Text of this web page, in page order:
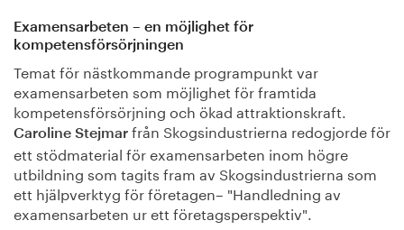
Examensarbeten – en möjlighet för
kompetensförsörjningen
Temat för nästkommande programpunkt var
examensarbeten som möjlighet för framtida
kompetensförsörjning och ökad attraktionskraft.
Caroline Stejmar från Skogsindustrierna redogjorde för
ett stödmaterial för examensarbeten inom högre
utbildning som tagits fram av Skogsindustrierna som
ett hjälpverktyg för företagen– "Handledning av
examensarbeten ur ett företagsperspektiv".